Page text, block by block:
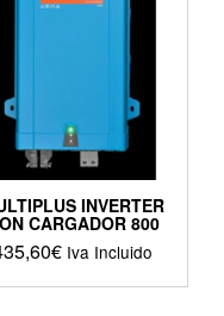
INVERTER
CARGADOR 800
€ Iva Incluido
Este